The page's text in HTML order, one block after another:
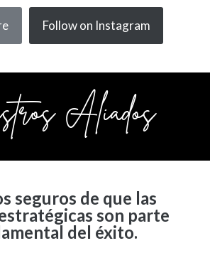
Follow on Instagram
Aliados
seguros de que las
son parte
del éxito.